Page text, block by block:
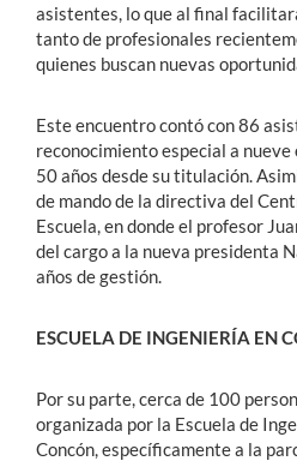
asistentes, lo que al final
tanto de profesionales
quienes buscan nuevas
Este encuentro contó con 86
reconocimiento especial a
50 años desde su titulación.
de mando de la directiva del
Escuela, en donde el profesor
del cargo a la nueva presidenta
años de gestión.
ESCUELA DE INGENIERÍA EN
Por su parte, cerca de 100
organizada por la Escuela de
Concón, específicamente a la